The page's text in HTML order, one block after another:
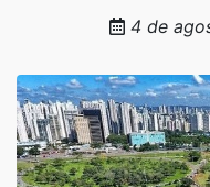
4 de